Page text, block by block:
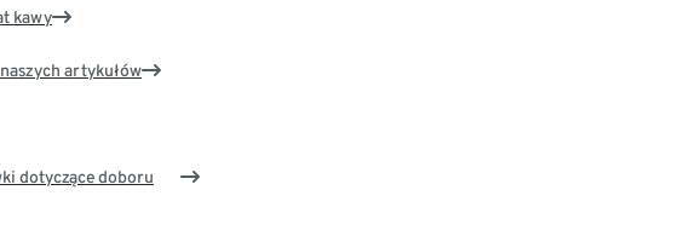
kawy
artykułów
dotyczące doboru